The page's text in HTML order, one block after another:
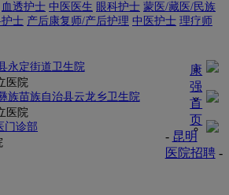
血透护士 中医医生 眼科护士 蒙医/藏医/民族
士 产后康复师/产后护理 中医护士 理疗师
永定街道卫生院
医院
族苗族自治县云龙乡卫生院
医院
门诊部
康
强
首
页
- 昆明
医院招聘-